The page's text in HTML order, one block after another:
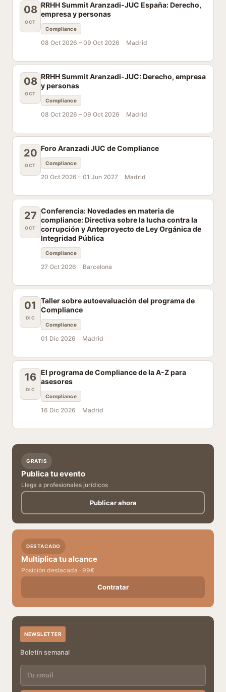
08
OCT
RRHH Summit Aranzadi-JUC España: Derecho,
empresa y personas
Compliance
08 Oct 2026 – 09 Oct 2026 Madrid
08
OCT
RRHH Summit Aranzadi-JUC: Derecho, empresa
y personas
Compliance
08 Oct 2026 – 09 Oct 2026 Madrid
20
OCT
Foro Aranzadi JUC de Compliance
Compliance
20 Oct 2026 – 01 Jun 2027 Madrid
27
OCT
Conferencia: Novedades en materia de
compliance: Directiva sobre la lucha contra la
corrupción y Anteproyecto de Ley Orgánica de
Integridad Pública
Compliance
27 Oct 2026 Barcelona
01
DIC
Taller sobre autoevaluación del programa de
Compliance
Compliance
01 Dic 2026 Madrid
16
DIC
El programa de Compliance de la A-Z para
asesores
Compliance
16 Dic 2026 Madrid
GRATIS
Publica tu evento
Llega a profesionales jurídicos
Publicar ahora
DESTACADO
Multiplica tu alcance
Posición destacada · 99€
Contratar
NEWSLETTER
Boletín semanal